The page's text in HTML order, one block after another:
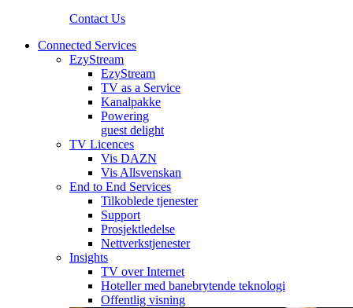
Contact Us
Connected Services
EzyStream
EzyStream
TV as a Service
Kanalpakke
Powering
guest delight
TV Licences
Vis DAZN
Vis Allsvenskan
End to End Services
Tilkoblede tjenester
Support
Prosjektledelse
Nettverkstjenester
Insights
TV over Internet
Hoteller med banebrytende teknologi
Offentlig visning